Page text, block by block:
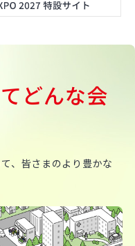
どんな会
、皆さまのより豊かな